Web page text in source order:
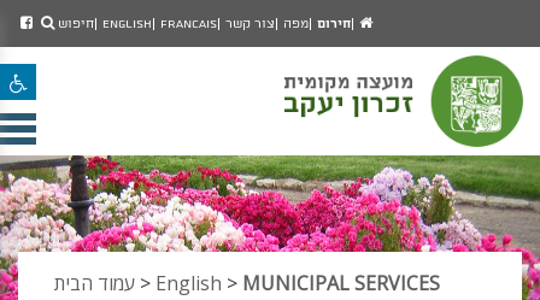
מעבר לתפריט ראשי
הגדל גודל פונט
הקטן גודל פונט
מצב ניגודיות גבוהה
מצב ניגודיות נמוכה
הצג קישורים
הצהרת נגישות
עמוד
הבית
חירום מפה צור קשר Francais
English חיפוש
של
עמוד הבית > English > MUNICIPAL SERVICES